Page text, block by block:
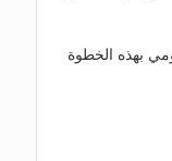
بهذه الخطوة